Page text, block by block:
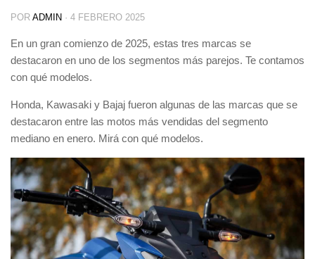
POR ADMIN · 4 FEBRERO 2025
En un gran comienzo de 2025, estas tres marcas se
destacaron en uno de los segmentos más parejos. Te contamos
con qué modelos.
Honda, Kawasaki y Bajaj fueron algunas de las marcas que se
destacaron entre las motos más vendidas del segmento
mediano en enero. Mirá con qué modelos.